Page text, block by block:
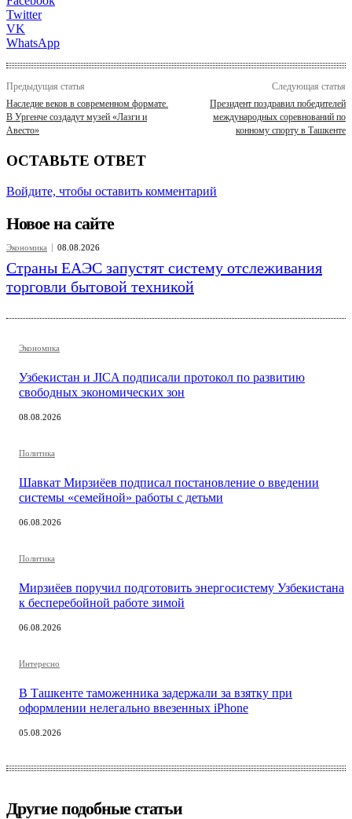
Twitter
VK
WhatsApp
Предыдущая статья
Наследие веков в современном формате.
В Ургенче создадут музей «Лазги и
Авесто»
Следующая статья
Президент поздравил победителей
международных соревнований по
конному спорту в Ташкенте
ОСТАВЬТЕ ОТВЕТ
Войдите, чтобы оставить комментарий
Новое на сайте
Экономика 08.08.2026
Страны ЕАЭС запустят систему отслеживания
торговли бытовой техникой
Экономика
Узбекистан и JICA подписали протокол по развитию
свободных экономических зон
08.08.2026
Политика
Шавкат Мирзиёев подписал постановление о введении
системы «семейной» работы с детьми
06.08.2026
Политика
Мирзиёев поручил подготовить энергосистему Узбекистана
к бесперебойной работе зимой
06.08.2026
Интересно
В Ташкенте таможенника задержали за взятку при
оформлении нелегально ввезенных iPhone
05.08.2026
Другие подобные статьи